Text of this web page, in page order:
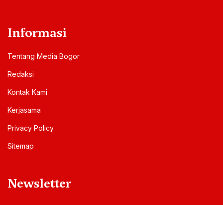
Informasi
Tentang Media Bogor
Redaksi
Kontak Kami
Kerjasama
Privacy Policy
Sitemap
Newsletter